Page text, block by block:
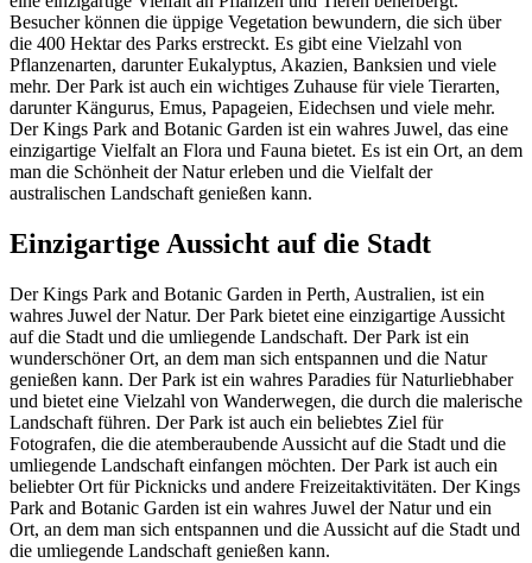
Besucher können die üppige Vegetation bewundern, die sich über
die 400 Hektar des Parks erstreckt. Es gibt eine Vielzahl von
Pflanzenarten, darunter Eukalyptus, Akazien, Banksien und viele
mehr. Der Park ist auch ein wichtiges Zuhause für viele Tierarten,
darunter Kängurus, Emus, Papageien, Eidechsen und viele mehr.
Der Kings Park and Botanic Garden ist ein wahres Juwel, das eine
einzigartige Vielfalt an Flora und Fauna bietet. Es ist ein Ort, an dem
man die Schönheit der Natur erleben und die Vielfalt der
australischen Landschaft genießen kann.
Einzigartige Aussicht auf die Stadt
Der Kings Park and Botanic Garden in Perth, Australien, ist ein
wahres Juwel der Natur. Der Park bietet eine einzigartige Aussicht
auf die Stadt und die umliegende Landschaft. Der Park ist ein
wunderschöner Ort, an dem man sich entspannen und die Natur
genießen kann. Der Park ist ein wahres Paradies für Naturliebhaber
und bietet eine Vielzahl von Wanderwegen, die durch die malerische
Landschaft führen. Der Park ist auch ein beliebtes Ziel für
Fotografen, die die atemberaubende Aussicht auf die Stadt und die
umliegende Landschaft einfangen möchten. Der Park ist auch ein
beliebter Ort für Picknicks und andere Freizeitaktivitäten. Der Kings
Park and Botanic Garden ist ein wahres Juwel der Natur und ein
Ort, an dem man sich entspannen und die Aussicht auf die Stadt und
die umliegende Landschaft genießen kann.